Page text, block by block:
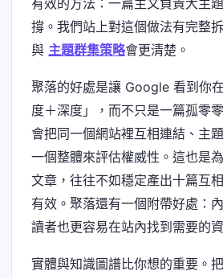
有效的方法：一篇主文負責大主
撐。我們站上對這個做法有完整
與 主題群集策略會更清楚。
聚落的好處是讓 Google 看到你
度＋深度」，而不只是一篇孤零
會把同一個網站裡互相連結、主
一個整體來評估權威性。這也是
文章，往往不如穩定產出十篇互
有效。聚落還有一個附帶好處：
讀者也更容易在站內找到需要的
實體與知識圖譜比你想的重要。